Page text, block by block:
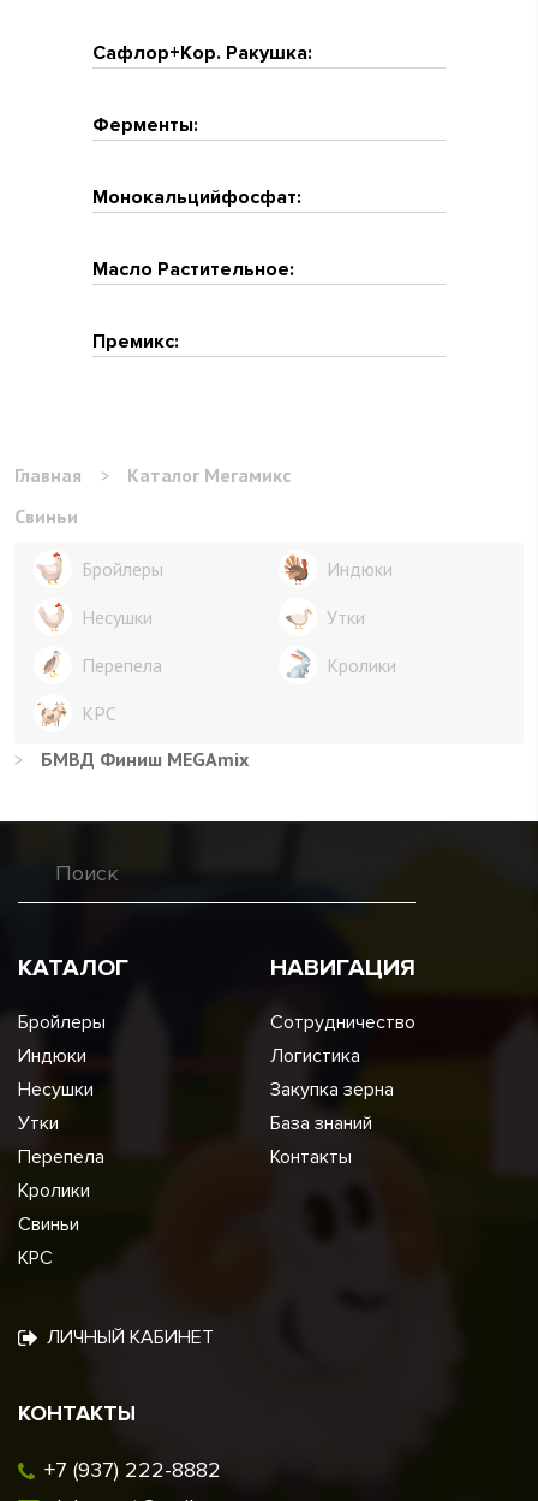
Сафлор+Кор. Ракушка:
Ферменты:
Монокальцийфосфат:
Масло Растительное:
Премикс:
Главная >
Каталог Мегамикс
Свиньи
Бройлеры
Индюки
Несушки
Утки
Перепела
Кролики
КРС
>
БМВД Финиш MEGAmix
КАТАЛОГ
Бройлеры
Индюки
Несушки
Утки
Перепела
Кролики
Свиньи
КРС
НАВИГАЦИЯ
Сотрудничество
Логистика
Закупка зерна
База знаний
Контакты
ЛИЧНЫЙ КАБИНЕТ
КОНТАКТЫ
+7 (937) 222-8882